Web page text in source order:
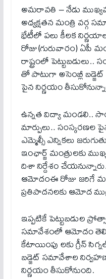
అమరావతి – నేడు
అధ్యక్షతన మంత్రి వర్గ
భేటీలో పలు కీలక
రోజు(గురువారం) ఏపీ
రాష్ట్రంలో
తో పాటుగా అసెంబ్లీ
పైన నిర్ణయం
ఉన్నత విద్యా మండలి..
మార్పులు.. సంస్కరణల
ఎమ్మెల్సీ ఎన్నికలు
ఇంఛార్జ్ మంత్రులకు
దిశా నిర్దేశం
ఆమోదంఈ రోజు జరిగే
ప్రతిపాదనలకు ఆమోద
ఇప్పటికే పెట్టుబడుల
సమావేశంలో ఆమోదం
కేటాయింపు లకు గ్రీన్
బడ్జెట్ సమావేశాల
నిర్ణయం తీసుకోనుంది.